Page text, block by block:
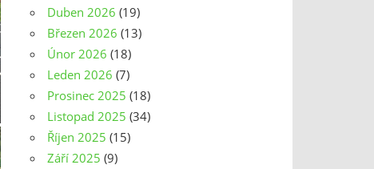
Duben 2026 (19)
Březen 2026 (13)
Únor 2026 (18)
Leden 2026 (7)
Prosinec 2025 (18)
Listopad 2025 (34)
Říjen 2025 (15)
Září 2025 (9)